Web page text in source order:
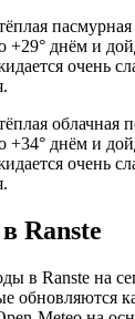
+29° днём и
очень
облачная
+34° днём и
очень
Ranstе
в Ranstе на
обновляются